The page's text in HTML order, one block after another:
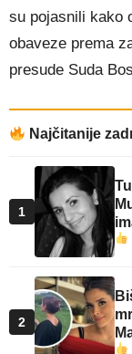
su pojasnili kako
obaveze prema
presude Suda
Najčitanije
1
2